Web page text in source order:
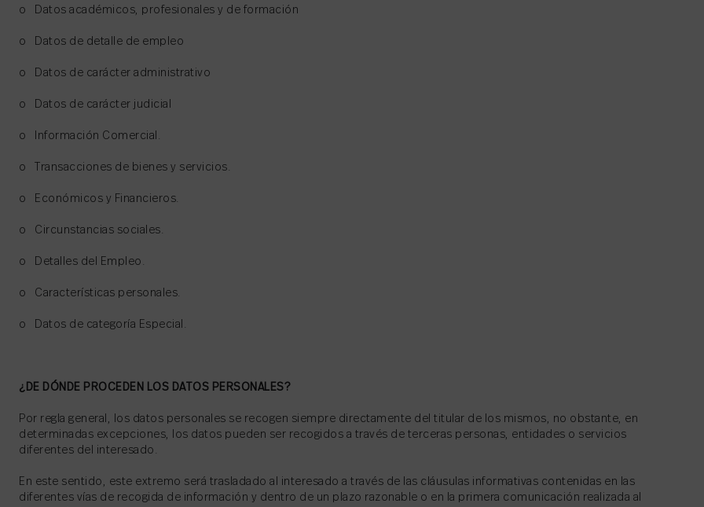
o Datos académicos, profesionales y de formación
o Datos de detalle de empleo
o Datos de carácter administrativo
o Datos de carácter judicial
o Información Comercial.
o Transacciones de bienes y servicios.
o Económicos y Financieros.
o Circunstancias sociales.
o Detalles del Empleo.
o Características personales.
o Datos de categoría Especial.
¿DE DÓNDE PROCEDEN LOS DATOS PERSONALES?
Por regla general, los datos personales se recogen siempre directamente del titular de los mismos, no obstante, en
determinadas excepciones, los datos pueden ser recogidos a través de terceras personas, entidades o servicios
diferentes del interesado.
En este sentido, este extremo será trasladado al interesado a través de las cláusulas informativas contenidas en las
diferentes vías de recogida de información y dentro de un plazo razonable o en la primera comunicación realizada al